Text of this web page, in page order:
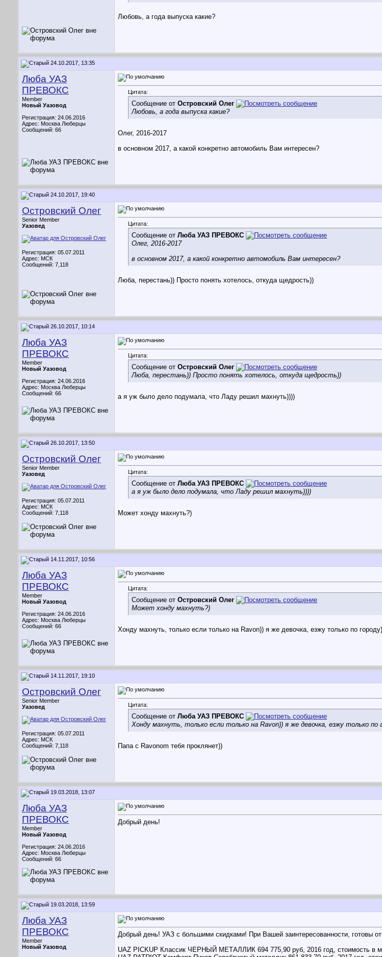
Любовь, а года выпуска какие?
24.10.2017, 13:35
Люба УАЗ
ПРЕВОКС
Member
Новый Уазовод
Регистрация: 24.06.2016
Адрес: Москва Люберцы
Сообщений: 66
Цитата:
Сообщение от Островский Олег
Любовь, а года выпуска какие?
Олег, 2016-2017
в основном 2017, а какой конкретно автомобиль Вам интересен?
24.10.2017, 19:40
Островский Олег
Senior Member
Уазовед
Регистрация: 05.07.2011
Адрес: МСК
Сообщений: 7,118
Цитата:
Сообщение от Люба УАЗ ПРЕВОКС
Олег, 2016-2017
в основном 2017, а какой конкретно автомобиль Вам интересен?
Люба, перестань)) Просто понять хотелось, откуда щедрость))
26.10.2017, 10:14
Люба УАЗ
ПРЕВОКС
Member
Новый Уазовод
Регистрация: 24.06.2016
Адрес: Москва Люберцы
Сообщений: 66
Цитата:
Сообщение от Островский Олег
Люба, перестань)) Просто понять хотелось, откуда щедрость))
а я уж было дело подумала, что Ладу решил махнуть))))
26.10.2017, 13:50
Островский Олег
Senior Member
Уазовед
Регистрация: 05.07.2011
Адрес: МСК
Сообщений: 7,118
Цитата:
Сообщение от Люба УАЗ ПРЕВОКС
а я уж было дело подумала, что Ладу решил махнуть))))
Может хонду махнуть?)
14.11.2017, 10:56
Люба УАЗ
ПРЕВОКС
Member
Новый Уазовод
Регистрация: 24.06.2016
Адрес: Москва Люберцы
Сообщений: 66
Цитата:
Сообщение от Островский Олег
Может хонду махнуть?)
Хонду махнуть, только если только на Ravon)) я же девочка, езжу только по
14.11.2017, 19:10
Островский Олег
Senior Member
Уазовед
Регистрация: 05.07.2011
Адрес: МСК
Сообщений: 7,118
Цитата:
Сообщение от Люба УАЗ ПРЕВОКС
Хонду махнуть, только если только на Ravon)) я же девочка, езжу только
Папа с Ravonom тебя проклянет))
19.03.2018, 13:07
Люба УАЗ
ПРЕВОКС
Member
Новый Уазовод
Регистрация: 24.06.2016
Адрес: Москва Люберцы
Сообщений: 66
Добрый день!
19.03.2018, 13:59
Люба УАЗ
ПРЕВОКС
Member
Новый Уазовод
Добрый день! УАЗ с большими скидками! При Вашей заинтересованности, готовы
UAZ PICKUP Классик ЧЕРНЫЙ МЕТАЛЛИК 694 775,90 руб, 2016 год, стоимость в